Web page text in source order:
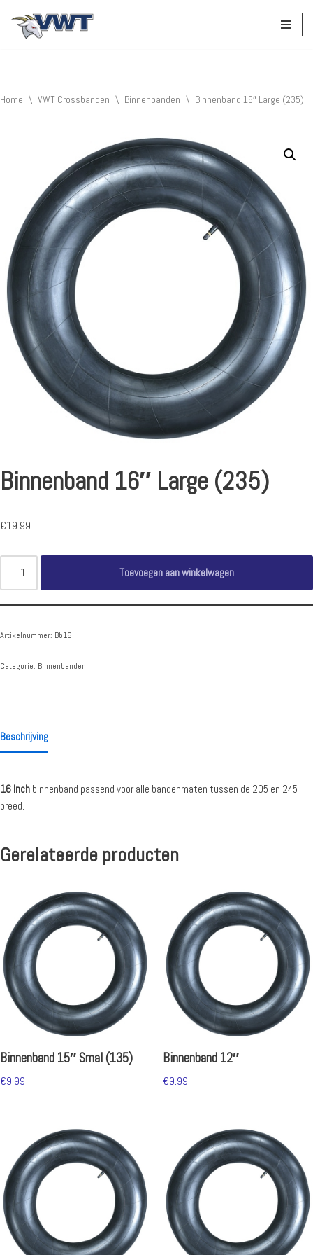
Home \ VWT Crossbanden \ Binnenbanden \ Binnenband 16″ Large (235)
Binnenband 16″ Large (235)
€19.99
Toevoegen aan winkelwagen
Artikelnummer: Bb16l
Categorie: Binnenbanden
Beschrijving
16 Inch binnenband passend voor alle bandenmaten tussen de 205 en 245
breed.
Gerelateerde producten
Binnenband 15″ Smal (135)
€9.99
Binnenband 12″
€9.99